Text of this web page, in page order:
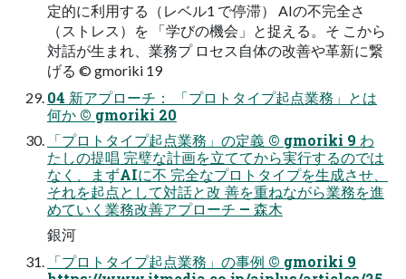
定的に利用する（レベル1 で停滞） AIの不完全さ
（ストレス）を 「学びの機会」と捉える。そ こから
対話が生まれ、業務プ ロセス自体の改善や革新に繋
げる © gmoriki 19
04 新アプローチ： 「プロトタイプ起点業務」とは
何か © gmoriki 20
「プロトタイプ起点業務」の定義 © gmoriki 9 わ
たしの提唱 完璧な計画を立ててから実行するのでは
なく、まずAIに不 完全なプロトタイプを生成させ、
それを起点として対話と改 善を重ねながら業務を進
めていく業務改善アプローチ — 森木
銀河
「プロトタイプ起点業務」の事例 © gmoriki 9